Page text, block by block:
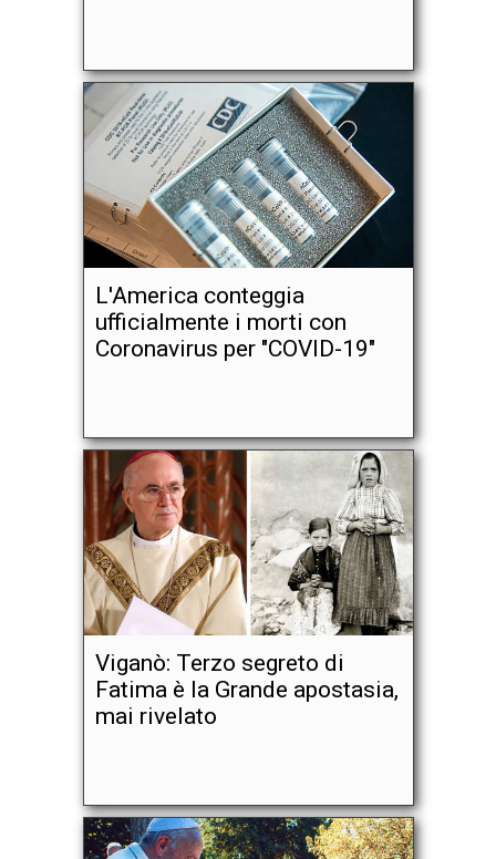
L'America conteggia
ufficialmente i morti con
Coronavirus per "COVID-19"
Viganò: Terzo segreto di
Fatima è la Grande apostasia,
mai rivelato